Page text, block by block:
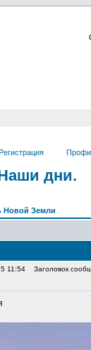
дни.
Новой Земли
11:54 Заголовок